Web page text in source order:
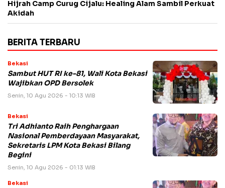
Hijrah Camp Curug Cijalu: Healing Alam Sambil Perkuat
Akidah
BERITA TERBARU
Bekasi
Sambut HUT RI ke-81, Wali Kota Bekasi
Wajibkan OPD Bersolek
Senin, 10 Agu 2026 - 10:13 WIB
Bekasi
Tri Adhianto Raih Penghargaan
Nasional Pemberdayaan Masyarakat,
Sekretaris LPM Kota Bekasi Bilang
Begini
Senin, 10 Agu 2026 - 01:13 WIB
Bekasi